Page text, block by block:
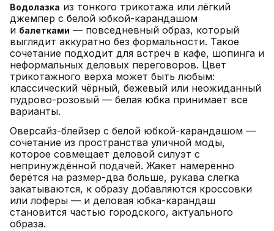
Водолазка из тонкого трикотажа или лёгкий
джемпер с белой юбкой-карандашом
и балетками — повседневный образ, который
выглядит аккуратно без формальности. Такое
сочетание подходит для встреч в кафе, шопинга и
неформальных деловых переговоров. Цвет
трикотажного верха может быть любым:
классический чёрный, бежевый или неожиданный
пудрово-розовый — белая юбка принимает все
варианты.
Оверсайз-блейзер с белой юбкой-карандашом —
сочетание из пространства уличной моды,
которое совмещает деловой силуэт с
непринуждённой подачей. Жакет намеренно
берётся на размер-два больше, рукава слегка
закатываются, к образу добавляются кроссовки
или лоферы — и деловая юбка-карандаш
становится частью городского, актуального
образа.